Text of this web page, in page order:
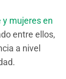
y mujeres en
entre ellos,
a nivel